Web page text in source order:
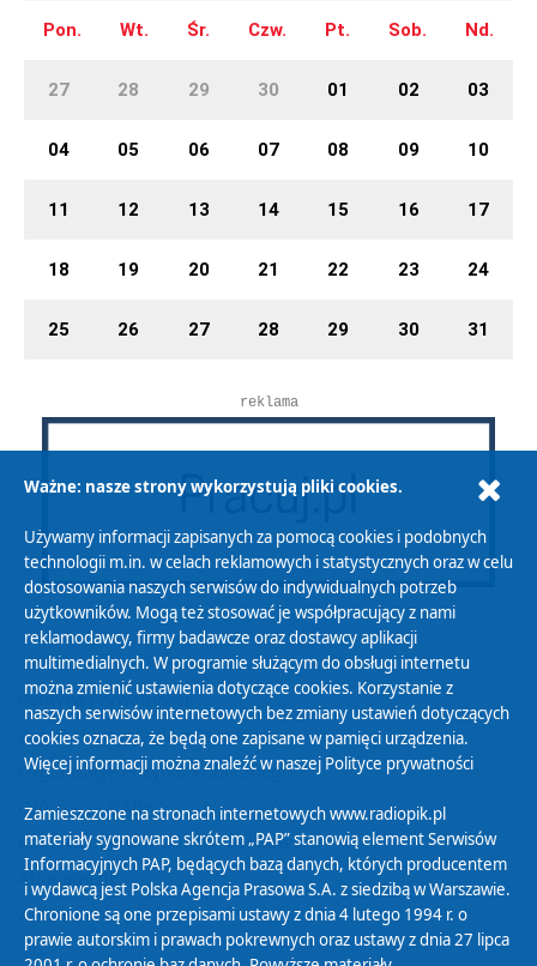
Pon. Wt. Śr. Czw. Pt. Sob. Nd.
27 28 29 30 01 02 03
04 05 06 07 08 09 10
11 12 13 14 15 16 17
18 19 20 21 22 23 24
25 26 27 28 29 30 31
reklama
Polityka Prywatności
Zasady korzystania z Serwisu
Organizacje Pożytku Publicznego
Cyfryzacja DAB+
Polityka ochrony danych osobowych
Abonament
Zamówienia publiczne
Ważne: nasze strony wykorzystują pliki cookies.
Używamy informacji zapisanych za pomocą cookies i podobnych
technologii m.in. w celach reklamowych i statystycznych oraz w celu
dostosowania naszych serwisów do indywidualnych potrzeb
użytkowników. Mogą też stosować je współpracujący z nami
reklamodawcy, firmy badawcze oraz dostawcy aplikacji
multimedialnych. W programie służącym do obsługi internetu
można zmienić ustawienia dotyczące cookies. Korzystanie z
naszych serwisów internetowych bez zmiany ustawień dotyczących
cookies oznacza, że będą one zapisane w pamięci urządzenia.
Więcej informacji można znaleźć w naszej Polityce prywatności
Zamieszczone na stronach internetowych www.radiopik.pl
materiały sygnowane skrótem „PAP” stanowią element Serwisów
Informacyjnych PAP, będących bazą danych, których producentem
i wydawcą jest Polska Agencja Prasowa S.A. z siedzibą w Warszawie.
Chronione są one przepisami ustawy z dnia 4 lutego 1994 r. o
prawie autorskim i prawach pokrewnych oraz ustawy z dnia 27 lipca